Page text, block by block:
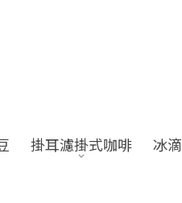
掛耳濾掛式咖啡 冰